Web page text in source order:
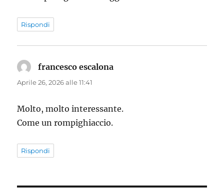
Rispondi
francesco escalona
Aprile 26, 2026 alle 11:41
Molto, molto interessante.
Come un rompighiaccio.
Rispondi